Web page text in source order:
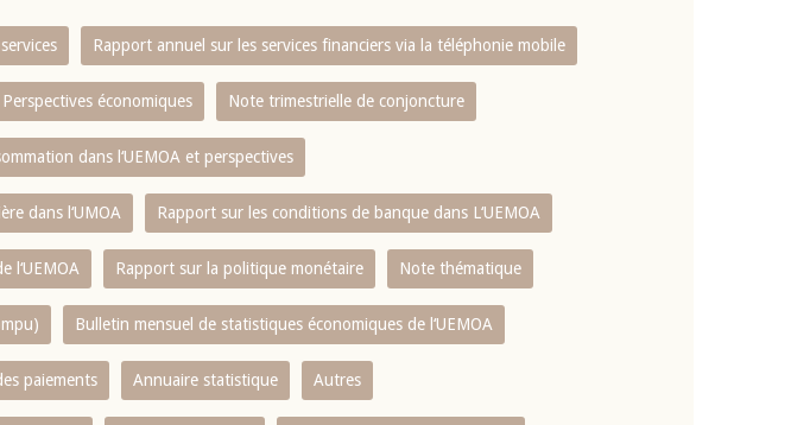
Rapport annuel sur les services financiers via la téléphonie mobile
Perspectives économiques Note trimestrielle de conjoncture
dans l‘UEMOA et perspectives
dans l‘UMOA Rapport sur les conditions de banque dans L‘UEMOA
l‘UEMOA Rapport sur la politique monétaire Note thématique
Bulletin mensuel de statistiques économiques de l‘UEMOA
paiements Annuaire statistique Autres